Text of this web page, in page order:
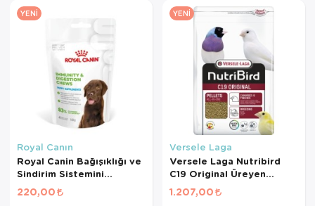
YENI
Royal Canın
Royal Canin Bağışıklığı ve
Sindirim Sistemini
Destekleyen Tamamlayıcı
Yavru Köpek Ödül Maması
220,00
YENI
Versele Laga
Versele Laga Nutribird
C19 Original Üreyen
Kanaryalar Ve Finçler İçin
1.207,00